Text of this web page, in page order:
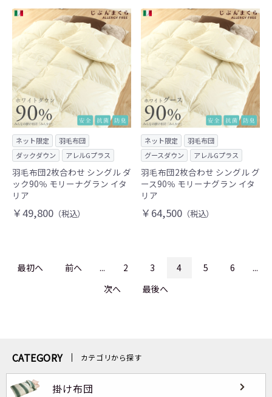
ネット限定
羽毛布団
ダックダウン
アレルGプラス
羽毛布団2枚合わせ シングル ダ
ック90％ モリーナグラン イタ
リア
￥49,800 （税込）
ネット限定
羽毛布団
グースダウン
アレルGプラス
羽毛布団2枚合わせ シングル グ
ース90％ モリーナグラン イタ
リア
￥64,500 （税込）
最初へ 前へ ... 2 3 4 5 6
...
次へ
最後へ
CATEGORY カテゴリから探す
掛け布団